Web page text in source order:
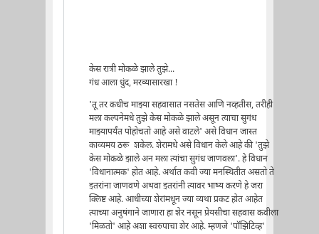
केस रात्री मोकळे झाले तुझे...
गंध आला धुंद, मरव्यासारखा !
'तू तर कधीच माझ्या सहवासात नसतेस आणि नव्हतीस, तरीही
मला कल्पनेमधे तुझे केस मोकळे झाले असून त्याचा सुगंध
माझ्यापर्यंत पोहोचतो आहे असे वाटले' असे विधान जास्त
काव्यमय ठरू शकेल. शेरामधे असे विधान केले आहे की 'तुझे
केस मोकळे झाले अन मला त्यांचा सुगंध जाणवला'. हे विधान
'विधानात्मक' होत आहे. अर्थात कवी ज्या मनस्थितीत असतो ते
इतरांना जाणवणे अथवा इतरांनी त्यावर भाष्य करणे हे जरा
क्लिष्ट आहे. आधीच्या शेरांमधून ज्या व्यथा प्रकट होत आहेत
त्याच्या अनुषंगाने जाणारा हा शेर नसून प्रेयसीचा सहवास कवीला
'मिळतो' आहे अशा स्वरुपाचा शेर आहे. म्हणजे 'पॉझिटिव्ह'